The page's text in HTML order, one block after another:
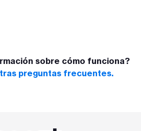
sobre cómo funciona?
preguntas frecuentes.